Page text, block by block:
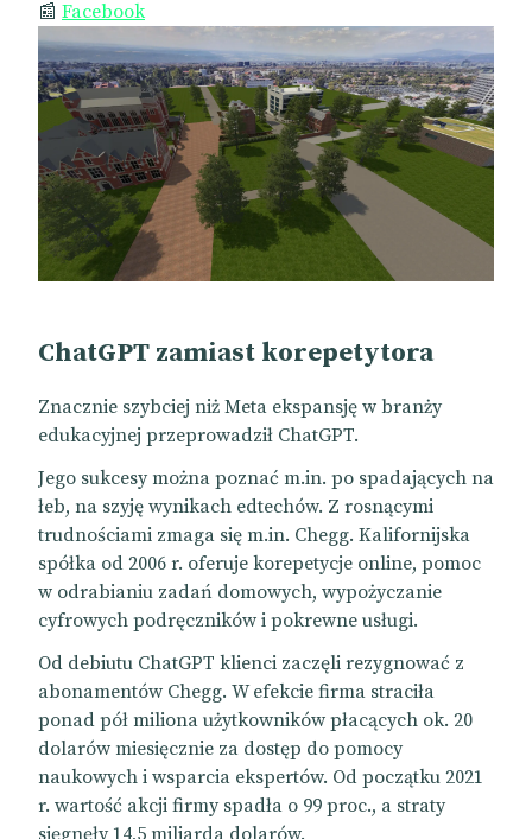
📰 Facebook
ChatGPT zamiast korepetytora
Znacznie szybciej niż Meta ekspansję w branży
edukacyjnej przeprowadził ChatGPT.
Jego sukcesy można poznać m.in. po spadających na
łeb, na szyję wynikach edtechów. Z rosnącymi
trudnościami zmaga się m.in. Chegg. Kalifornijska
spółka od 2006 r. oferuje korepetycje online, pomoc
w odrabianiu zadań domowych, wypożyczanie
cyfrowych podręczników i pokrewne usługi.
Od debiutu ChatGPT klienci zaczęli rezygnować z
abonamentów Chegg. W efekcie firma straciła
ponad pół miliona użytkowników płacących ok. 20
dolarów miesięcznie za dostęp do pomocy
naukowych i wsparcia ekspertów. Od początku 2021
r. wartość akcji firmy spadła o 99 proc., a straty